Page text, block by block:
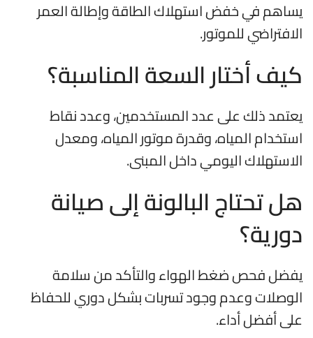
يساهم في خفض استهلاك الطاقة وإطالة العمر
الافتراضي للموتور.
كيف أختار السعة المناسبة؟
يعتمد ذلك على عدد المستخدمين، وعدد نقاط
استخدام المياه، وقدرة موتور المياه، ومعدل
الاستهلاك اليومي داخل المبنى.
هل تحتاج البالونة إلى صيانة
دورية؟
يفضل فحص ضغط الهواء والتأكد من سلامة
الوصلات وعدم وجود تسربات بشكل دوري للحفاظ
على أفضل أداء.